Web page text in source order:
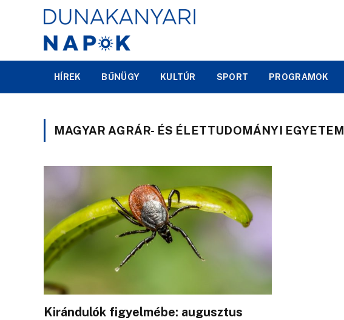
HÍREK BŰNÜGY KULTÚR SPORT PROGRAMOK
MAGYAR AGRÁR- ÉS ÉLETTUDOMÁNYI EGYETEM
Kirándulók figyelmébe: augusztus